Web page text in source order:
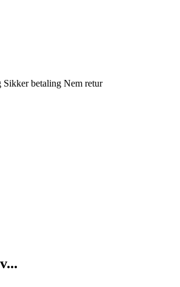
Sikker betaling Nem retur